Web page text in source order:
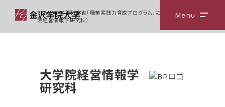
Menu メニ
Home
文部科学省「職業実践力育成プログラム」に認定（大学
院経営情報学研究科）
大学院経営情報学
研究科